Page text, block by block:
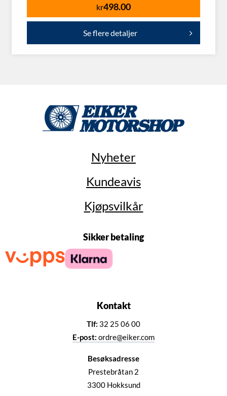
kr498.00
Se flere detaljer
Nyheter
Kundeavis
Kjøpsvilkår
Sikker betaling
Kontakt
Tlf: 32 25 06 00
E-post: ordre@eiker.com
Besøksadresse
Prestebråtan 2
3300 Hokksund